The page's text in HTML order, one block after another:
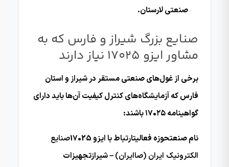
صنعتی لارستان.
صنایع بزرگ شیراز و فارس که به
مشاور ایزو 17025 نیاز دارند
برخی از غول‌های صنعتی مستقر در شیراز و استان
فارس که آزمایشگاه‌های کنترل کیفیت آن‌ها باید دارای
گواهینامه ۱۷۰۲۵ باشند:
نام صنعتحوزه فعالیتارتباط با ایزو 17025
صنایع
الکترونیک ایران (صاایران)– شیرازتجهیزات